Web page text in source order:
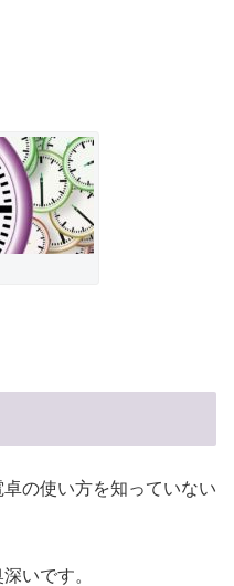
の使い方を知っていない
いです。